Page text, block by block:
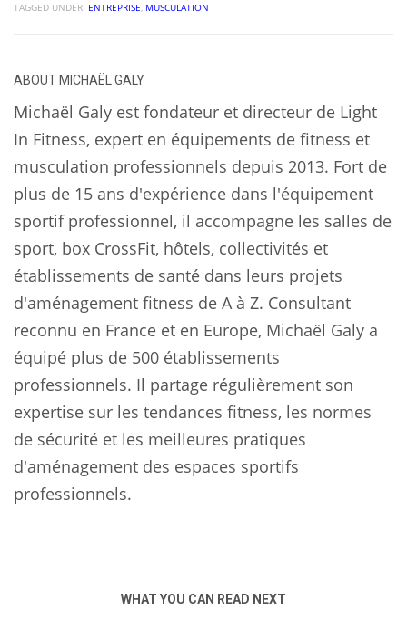
TAGGED UNDER: ENTREPRISE, MUSCULATION
ABOUT MICHAËL GALY
Michaël Galy est fondateur et directeur de Light
In Fitness, expert en équipements de fitness et
musculation professionnels depuis 2013. Fort de
plus de 15 ans d'expérience dans l'équipement
sportif professionnel, il accompagne les salles de
sport, box CrossFit, hôtels, collectivités et
établissements de santé dans leurs projets
d'aménagement fitness de A à Z. Consultant
reconnu en France et en Europe, Michaël Galy a
équipé plus de 500 établissements
professionnels. Il partage régulièrement son
expertise sur les tendances fitness, les normes
de sécurité et les meilleures pratiques
d'aménagement des espaces sportifs
professionnels.
WHAT YOU CAN READ NEXT